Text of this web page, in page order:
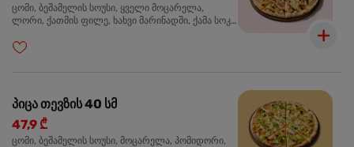
ცომი, ბეშამელის სოუსი, ყველი მოცარელა,
ლორი, ქათმის ფილე, ხახვი მარინადში, ქამა სოკო
პიცა თევზის 40 სმ
47,9 ₾
ცომი, ბეშამელის სოუსი, მოცარელა, პომიდორი,